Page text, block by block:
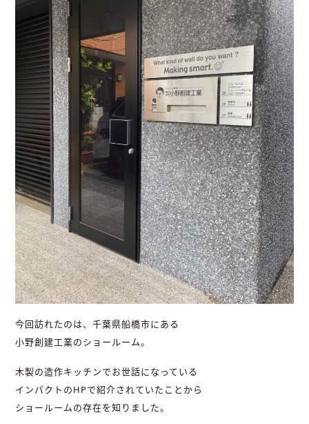
今回訪れたのは、千葉県船橋市にある
小野創建工業のショールーム。
木製の造作キッチンでお世話になっている
インパクトのHPで紹介されていたことから
ショールームの存在を知りました。